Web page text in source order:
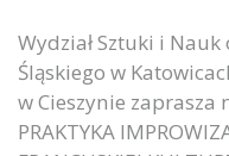
Wydział Sztuki i
Śląskiego w
w Cieszynie zaprasza
PRAKTYKA